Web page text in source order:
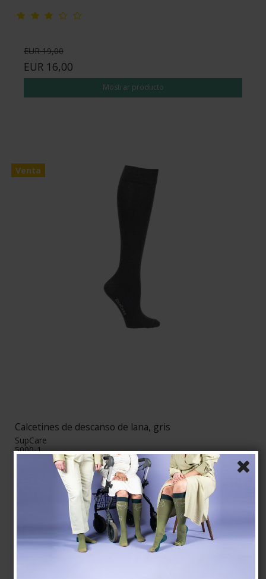
EUR 19,00
EUR 16,00
Mostrar producto
Venta
Calcetines de descanso de lana, gris
SupCare
5000-1
EUR 16,00
Mostrar producto